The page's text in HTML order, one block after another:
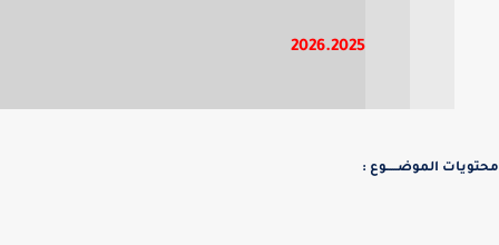
2026.2025
محتويات الموضـــــوع :